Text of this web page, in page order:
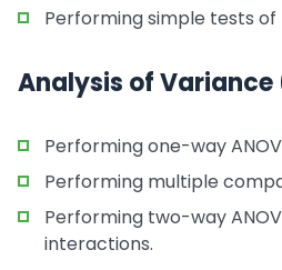
Performing simple tests of
Analysis of Variance
Performing one-way
Performing multiple
Performing two-way
interactions.